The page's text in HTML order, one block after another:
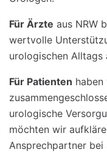
Für Ärzte aus NRW
wertvolle
urologischen Alltags
Für Patienten
urologische
möchten wir
Ansprechpartner